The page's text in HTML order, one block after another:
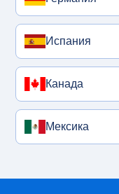
Испания
Канада
Мексика